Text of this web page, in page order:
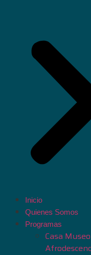
Inicio
Quienes Somos
Programas
Casa